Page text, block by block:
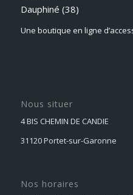
Dauphiné (38)
Une boutique en ligne
Nous situer
4 BIS CHEMIN DE CANDIE
31120 Portet-sur-Garonne
Nos horaires